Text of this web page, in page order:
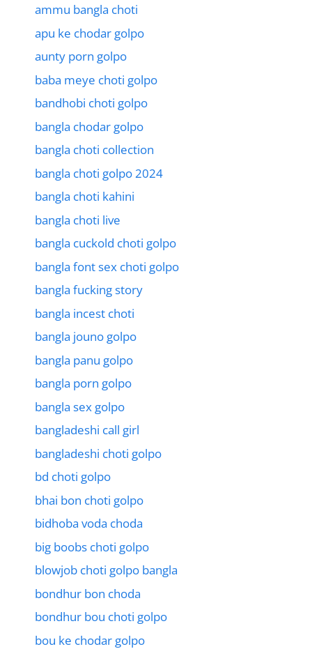
ammu bangla choti
apu ke chodar golpo
aunty porn golpo
baba meye choti golpo
bandhobi choti golpo
bangla chodar golpo
bangla choti collection
bangla choti golpo 2024
bangla choti kahini
bangla choti live
bangla cuckold choti golpo
bangla font sex choti golpo
bangla fucking story
bangla incest choti
bangla jouno golpo
bangla panu golpo
bangla porn golpo
bangla sex golpo
bangladeshi call girl
bangladeshi choti golpo
bd choti golpo
bhai bon choti golpo
bidhoba voda choda
big boobs choti golpo
blowjob choti golpo bangla
bondhur bon choda
bondhur bou choti golpo
bou ke chodar golpo